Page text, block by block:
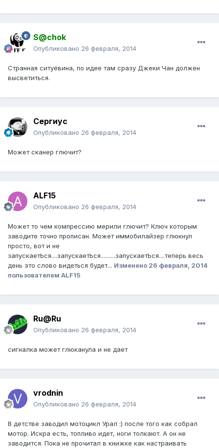
S@chok
Опубликовано 26 февраля, 2014
Странная ситуёвина, по идее там сразу Джеки Чан должен
высветиться.
Сергиус
Опубликовано 26 февраля, 2014
Может сканер глючит?
ALF15
Опубликовано 26 февраля, 2014
Может то чем компрессию мерили глючит? Ключ которым
заводите точно прописан. Может иммобилайзер глюкнул
просто, вот и не
запускаетЬся....запускаетЬся..........запускаетЬся....теперь весь
день это слово видеться будет... Изменено 26 февраля, 2014
пользователем ALF15
Ru@Ru
Опубликовано 26 февраля, 2014
сигналка может глюканула и не дает
vrodnin
Опубликовано 26 февраля, 2014
В детстве заводил мотоцикл Урал :) после того как собрал
мотор. Искра есть, топливо идет, ноги толкают. А он не
заводится. Пока не прочитал в книжке как настраивать